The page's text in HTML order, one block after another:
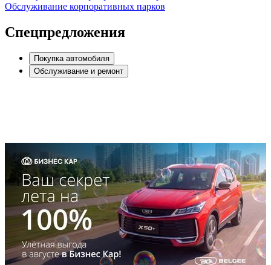
Обслуживание корпоративных парков
Спецпредложения
Покупка автомобиля
Обслуживание и ремонт